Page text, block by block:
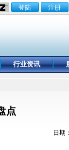
行业资讯
点
日期